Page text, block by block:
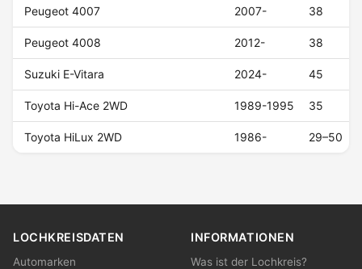
Peugeot 4007 2007- 38
Peugeot 4008 2012- 38
Suzuki E-Vitara 2024- 45
Toyota Hi-Ace 2WD 1989-1995 35
Toyota HiLux 2WD 1986- 29–50
LOCHKREISDATEN
Automarken
INFORMATIONEN
Was ist der Lochkreis?